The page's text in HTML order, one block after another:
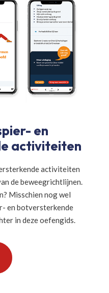
en
activiteiten
activiteiten
de beweegrichtlijnen.
Misschien nog wel
en botversterkende
in deze oefengids.